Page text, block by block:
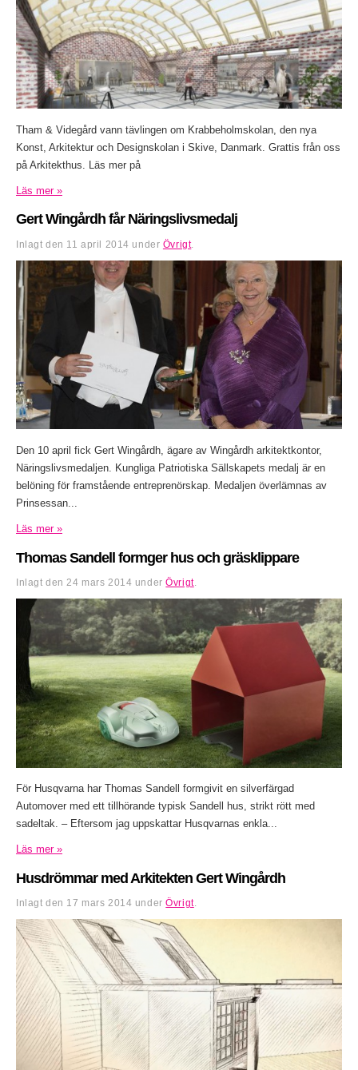
Tham & Videgård vann tävlingen om Krabbeholmskolan, den nya
Konst, Arkitektur och Designskolan i Skive, Danmark. Grattis från oss
på Arkitekthus. Läs mer på
Läs mer »
Gert Wingårdh får Näringslivsmedalj
Inlagt den 11 april 2014 under Övrigt.
Den 10 april fick Gert Wingårdh, ägare av Wingårdh arkitektkontor,
Näringslivsmedaljen. Kungliga Patriotiska Sällskapets medalj är en
belöning för framstående entreprenörskap. Medaljen överlämnas av
Prinsessan...
Läs mer »
Thomas Sandell formger hus och gräsklippare
Inlagt den 24 mars 2014 underÖvrigt.
För Husqvarna har Thomas Sandell formgivit en silverfärgad
Automover med ett tillhörande typisk Sandell hus, strikt rött med
sadeltak. – Eftersom jag uppskattar Husqvarnas enkla...
Läs mer »
Husdrömmar med Arkitekten Gert Wingårdh
Inlagt den 17 mars 2014 underÖvrigt.